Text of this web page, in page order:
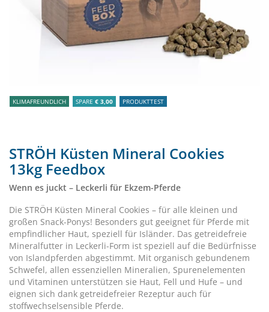
KLIMAFREUNDLICH SPARE € 3,00 PRODUKTTEST
STRÖH Küsten Mineral Cookies
13kg Feedbox
Wenn es juckt – Leckerli für Ekzem-Pferde
Die STRÖH Küsten Mineral Cookies – für alle kleinen und
großen Snack-Ponys! Besonders gut geeignet für Pferde mit
empfindlicher Haut, speziell für Isländer. Das getreidefreie
Mineralfutter in Leckerli-Form ist speziell auf die Bedürfnisse
von Islandpferden abgestimmt. Mit organisch gebundenem
Schwefel, allen essenziellen Mineralien, Spurenelementen
und Vitaminen unterstützen sie Haut, Fell und Hufe – und
eignen sich dank getreidefreier Rezeptur auch für
stoffwechselsensible Pferde.